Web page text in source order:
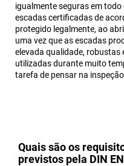
igualmente seguras em
escadas certificadas de
protegido legalmente, ao
uma vez que as escadas
elevada qualidade,
utilizadas durante muito
tarefa de pensar na
Quais são os
previstos pela DIN